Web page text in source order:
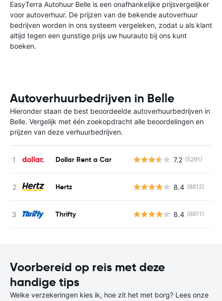
EasyTerra Autohuur Belle is een onafhankelijke prijsvergelijker
voor autoverhuur. De prijzen van de bekende autoverhuur
bedrijven worden in ons systeem vergeleken, zodat u als klant
altijd tegen een gunstige prijs uw huurauto bij ons kunt
boeken.
Autoverhuurbedrijven in Belle
Hieronder staan de best beoordeelde autoverhuurbedrijven in
Belle. Vergelijk met één zoekopdracht alle beoordelingen en
prijzen van deze verhuurbedrijven.
Dollar Rent a Car 7.2 (5291)
Hertz 8.4 (8812)
Thrifty 8.4 (6971)
Voorbereid op reis met deze
handige tips
Welke verzekeringen kies ik, hoe zit het met borg? Lees onze